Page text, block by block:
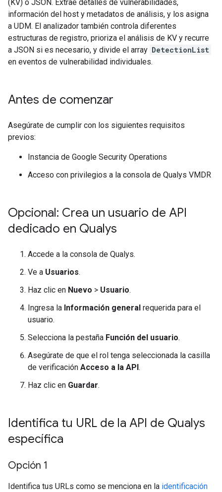
(KV) o JSON. Extrae detalles de vulnerabilidades,
información del host y metadatos de análisis, y los asigna
a UDM. El analizador también controla diferentes
estructuras de registro, prioriza el análisis de KV y recurre
a JSON si es necesario, y divide el array DetectionList
en eventos de vulnerabilidad individuales.
Antes de comenzar
Asegúrate de cumplir con los siguientes requisitos
previos:
Instancia de Google Security Operations
Acceso con privilegios a la consola de Qualys VMDR
Opcional: Crea un usuario de API
dedicado en Qualys
Accede a la consola de Qualys.
Ve a Usuarios.
Haz clic en Nuevo > Usuario.
Ingresa la Información general requerida para el
usuario.
Selecciona la pestaña Función del usuario.
Asegúrate de que el rol tenga seleccionada la casilla
de verificación Acceso a la API.
Haz clic en Guardar.
Identifica tu URL de la API de Qualys
específica
Opción 1
Identifica tus URLs como se menciona en la identificación